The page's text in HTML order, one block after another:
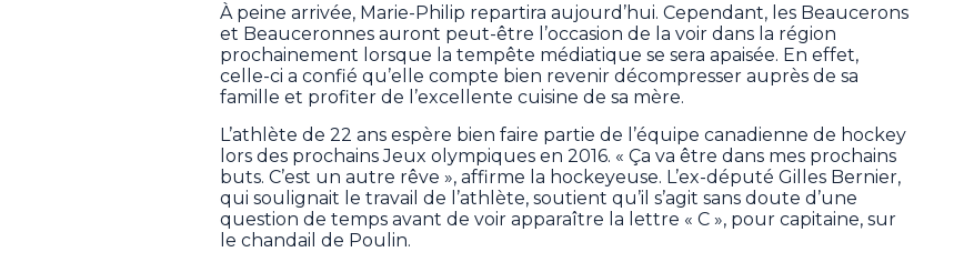
À peine arrivée, Marie-Philip repartira aujourd’hui. Cependant, les Beaucerons
et Beauceronnes auront peut-être l’occasion de la voir dans la région
prochainement lorsque la tempête médiatique se sera apaisée. En effet,
celle-ci a confié qu’elle compte bien revenir décompresser auprès de sa
famille et profiter de l’excellente cuisine de sa mère.
L’athlète de 22 ans espère bien faire partie de l’équipe canadienne de hockey
lors des prochains Jeux olympiques en 2016. « Ça va être dans mes prochains
buts. C’est un autre rêve », affirme la hockeyeuse. L’ex-député Gilles Bernier,
qui soulignait le travail de l’athlète, soutient qu’il s’agit sans doute d’une
question de temps avant de voir apparaître la lettre « C », pour capitaine, sur
le chandail de Poulin.